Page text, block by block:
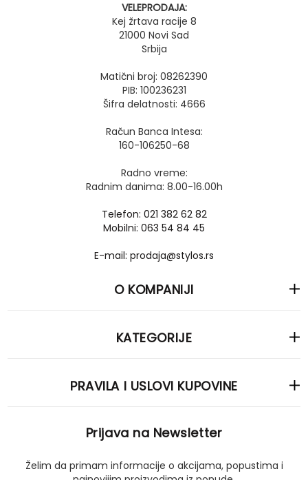
VELEPRODAJA:
Kej žrtava racije 8
21000 Novi Sad
Srbija
Matični broj: 08262390
PIB: 100236231
Šifra delatnosti: 4666
Račun Banca Intesa:
160-106250-68
Radno vreme:
Radnim danima: 8.00-16.00h
Telefon: 021 382 62 82
Mobilni: 063 54 84 45
E-mail: prodaja@stylos.rs
O KOMPANIJI
KATEGORIJE
PRAVILA I USLOVI KUPOVINE
Prijava na Newsletter
Želim da primam informacije o akcijama, popustima i